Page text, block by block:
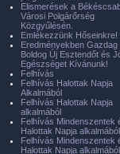
Elismerések a
Városi Polgárőrség
Közgyűlésén.
Emlékezzünk Hőseinkre!
Eredményekben Gazdag
Boldog Új Esztendőt és
Egészséget Kívánunk!
Felhívás
Felhívás Halottak Napja
Alkalmából
Felhívás Halottak Napja
alkalmából
Felhívás Mindenszentek
Halottak Napja alkalmából
Felhívás Mindenszentek
Halottak Napja